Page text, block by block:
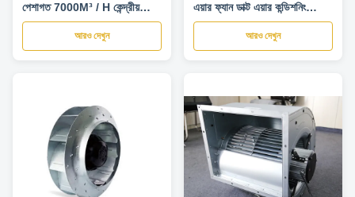
পেশাগত 7000M³ / H কেন্দ্রীয়
ব্লোয়ার ফ্যান
আরও দেখুন
এয়ার ফ্যান ডাক্ট এয়ার কন্ডিশনিং
ইউনিটের জন্য
আরও দেখুন